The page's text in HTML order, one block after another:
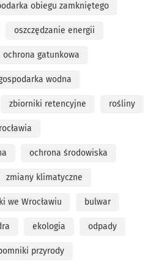
obiegu zamkniętego
oszczędzanie energii
ochrona gatunkowa
wodna
zbiorniki retencyjne rośliny
ochrona środowiska
zmiany klimatyczne
we Wrocławiu bulwar
ekologia odpady
przyrody